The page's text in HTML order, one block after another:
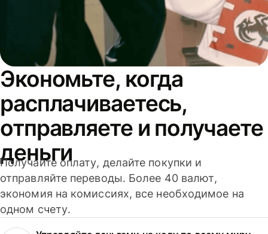
Экономьте, когда
расплачиваетесь,
отправляете и получаете
деньги
Получайте оплату, делайте покупки и
отправляйте переводы. Более 40 валют,
экономия на комиссиях, все необходимое на
одном счету.